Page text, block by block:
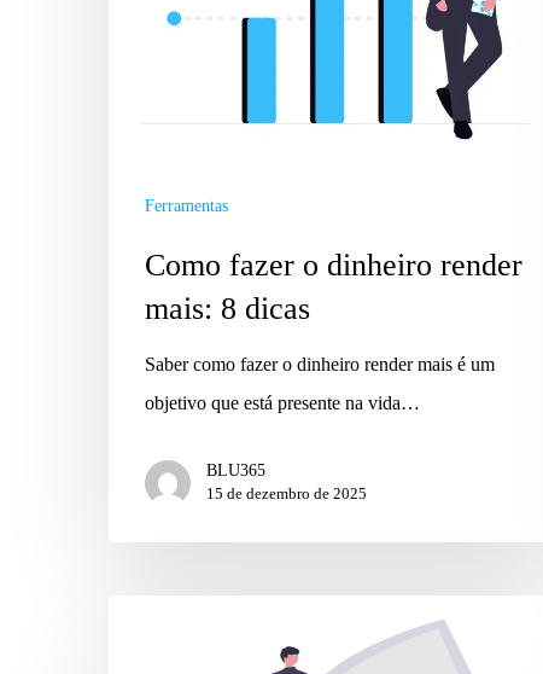
Ferramentas
Como fazer o dinheiro render
mais: 8 dicas
Saber como fazer o dinheiro render mais é um
objetivo que está presente na vida…
BLU365
15 de dezembro de 2025